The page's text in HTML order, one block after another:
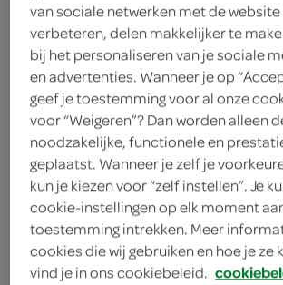
+31308990332
10337@nl.eg.group
Koningin Wilhelminaweg
130
3738
plan je route
bekijk meer vestigingen
KVK
van sociale netwerken met de
verbeteren, delen makkelijker te
bij het personaliseren van je sociale
en advertenties. Wanneer je op
geef je toestemming voor al onze
voor “Weigeren”? Dan worden alleen
noodzakelijke, functionele en
geplaatst. Wanneer je zelf je
kun je kiezen voor “zelf instellen”. Je
cookie-instellingen op elk moment
toestemming intrekken. Meer
cookies die wij gebruiken en hoe je ze
vind je in ons cookiebeleid.